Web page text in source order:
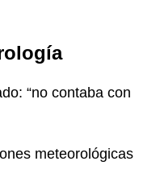
“no contaba con
meteorológicas